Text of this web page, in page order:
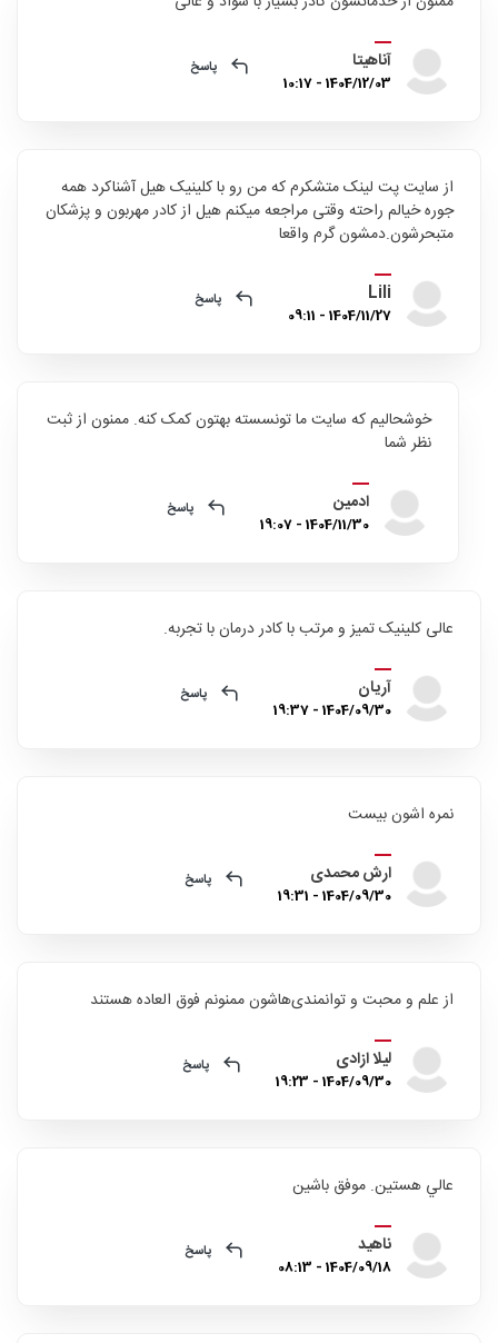
آناهیتا
1404/12/03 - 10:17
پاسخ
از سایت پت لینک متشکرم که من رو با کلینیک هیل آشناکرد همه
جوره خیالم راحته وقتی مراجعه میکنم هیل از کادر مهربون و پزشکان
متبحرشون.دمشون گرم واقعا
Lili
1404/11/27 - 09:11
پاسخ
خوشحالیم که سایت ما تونسسته بهتون کمک کنه. ممنون از ثبت
نظر شما
ادمین
1404/11/30 - 19:07
پاسخ
عالی کلینیک تمیز و مرتب با کادر درمان با تجربه.
آریان
1404/09/30 - 19:37
پاسخ
نمره اشون بیست
ارش محمدی
1404/09/30 - 19:31
پاسخ
از علم و محبت و توانمندی‌هاشون ممنونم فوق العاده هستند
لیلا ازادی
1404/09/30 - 19:23
پاسخ
عالي هستين. موفق باشين
ناهيد
1404/09/18 - 08:13
پاسخ